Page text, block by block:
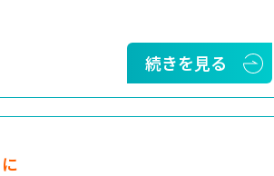
続きを見る